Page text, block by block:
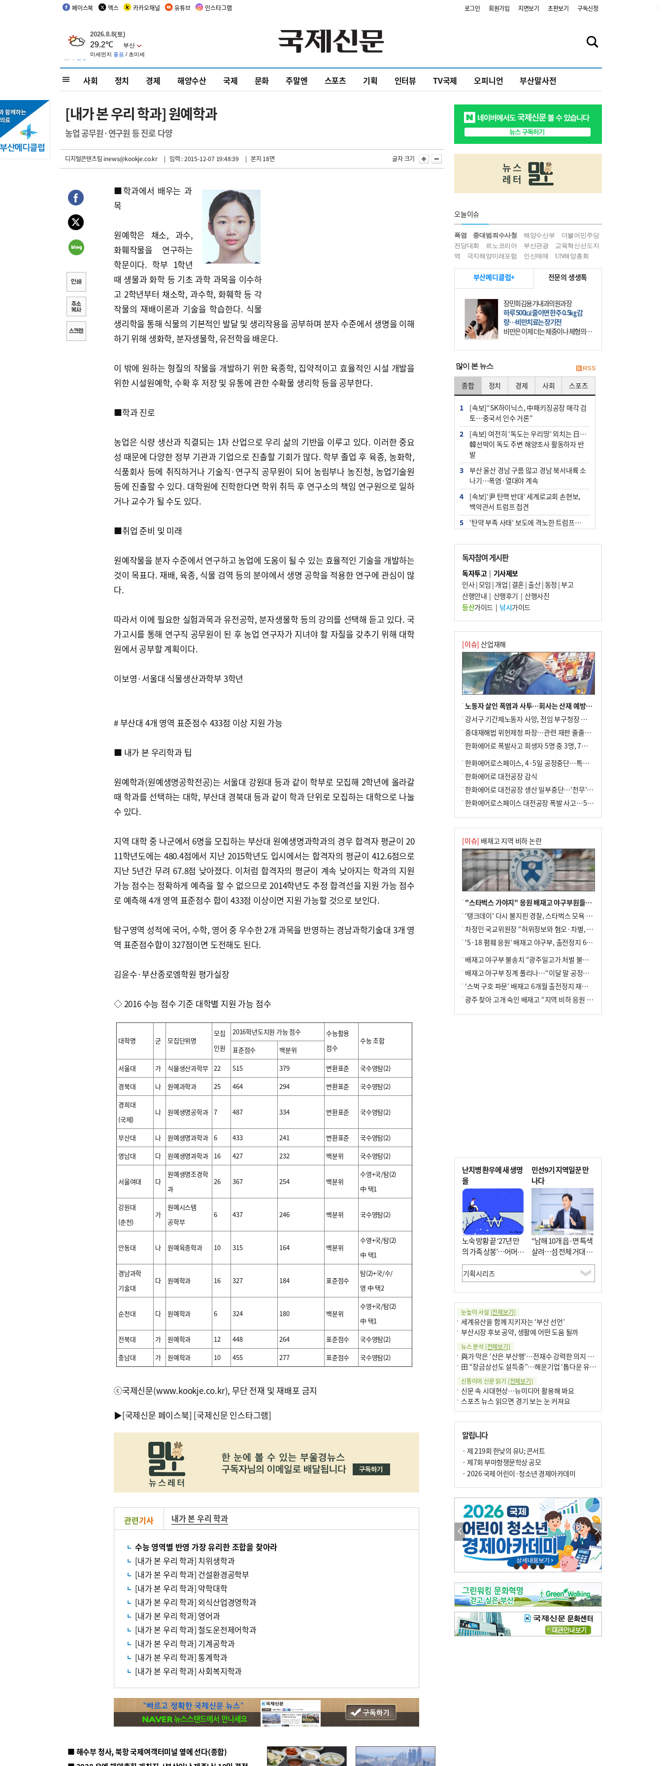
페이스북 엑스 카카오채널 유튜브 인스타그램 로그인 회원가입 지면보기 초판보기 구독신청
사회 정치 경제 해양수산 국제 문화 주말엔 스포츠 기획 인터뷰 TV국제 오피니언 부산말사전
[내가 본 우리 학과] 원예학과
농업 공무원·연구원 등 진로 다양
디지털콘텐츠팀 inews@kookje.co.kr | 입력 : 2015-12-07 19:48:39 | 본지 18면 글자 크기
■학과에서 배우는 과
목
원예학은 채소, 과수,
화훼작물을 연구하는
학문이다. 학부 1학년
때 생물과 화학 등 기초 과학 과목을 이수하
고 2학년부터 채소학, 과수학, 화훼학 등 각
작물의 재배이론과 기술을 학습한다. 식물
생리학을 통해 식물의 기본적인 발달 및 생리작용을 공부하며 분자 수준에서 생명을 이해
하기 위해 생화학, 분자생물학, 유전학을 배운다.
이 밖에 원하는 형질의 작물을 개발하기 위한 육종학, 집약적이고 효율적인 시설 개발을
위한 시설원예학, 수확 후 저장 및 유통에 관한 수확물 생리학 등을 공부한다.
■학과 진로
농업은 식량 생산과 직결되는 1차 산업으로 우리 삶의 기반을 이루고 있다. 이러한 중요
성 때문에 다양한 정부 기관과 기업으로 진출할 기회가 많다. 학부 졸업 후 육종, 농화학,
식품회사 등에 취직하거나 기술직·연구직 공무원이 되어 농림부나 농진청, 농업기술원
등에 진출할 수 있다. 대학원에 진학한다면 학위 취득 후 연구소의 책임 연구원으로 일하
거나 교수가 될 수도 있다.
■취업 준비 및 미래
원예작물을 분자 수준에서 연구하고 농업에 도움이 될 수 있는 효율적인 기술을 개발하는
것이 목표다. 재배, 육종, 식물 검역 등의 분야에서 생명 공학을 적용한 연구에 관심이 많
다.
따라서 이에 필요한 실험과목과 유전공학, 분자생물학 등의 강의를 선택해 듣고 있다. 국
가고시를 통해 연구직 공무원이 된 후 농업 연구자가 지녀야 할 자질을 갖추기 위해 대학
원에서 공부할 계획이다.
이보영·서울대 식물생산과학부 3학년
# 부산대 4개 영역 표준점수 433점 이상 지원 가능
■ 내가 본 우리학과 팁
원예학과(원예생명공학전공)는 서울대 강원대 등과 같이 학부로 모집해 2학년에 올라갈
때 학과를 선택하는 대학, 부산대 경북대 등과 같이 학과 단위로 모집하는 대학으로 나눌
수 있다.
지역 대학 중 나군에서 6명을 모집하는 부산대 원예생명과학과의 경우 합격자 평균이 20
11학년도에는 480.4점에서 지난 2015학년도 입시에서는 합격자의 평균이 412.6점으로
지난 5년간 무려 67.8점 낮아졌다. 이처럼 합격자의 평균이 계속 낮아지는 학과의 지원
가능 점수는 정확하게 예측을 할 수 없으므로 2014학년도 추정 합격선을 지원 가능 점수
로 예측해 4개 영역 표준점수 합이 433점 이상이면 지원 가능할 것으로 보인다.
탐구영역 성적에 국어, 수학, 영어 중 우수한 2개 과목을 반영하는 경남과학기술대 3개 영
역 표준점수합이 327점이면 도전해도 된다.
김윤수·부산종로엠학원 평가실장
◇ 2016 수능 점수 기준 대학별 지원 가능 점수
대학명 군 모집단위명
모집
인원
2016학년도지원 가능 점수
수능활용
점수
수능 조합
표준점수
백분위
서울대
가 식물생산과학부 22 515 379 변환표준
국수영탐(2)
경북대
나 원예과학과 25 464 294 변환표준
국수영탐(2)
경희대
(국제)
나 원예생명공학과 7 487 334 변환표준 국수영탐(2)
부산대 나 원예생명과학과 6 433 241 변환표준
국수영탐(2)
영남대
다 원예생명과학과 16 427 232 백분위 국수영탐(2)
서울여대 다
원예생명조경학
과
26 367 254 백분위
수영+국/탐(2)
中 택1
강원대
(춘천)
가
원예시스템
공학부
6 437 246 백분위 국수영탐(2)
안동대 나 원예육종학과 10 315 164 백분위
수영+국/탐(2)
中 택1
경남과학
기술대
다 원예학과 16 327 184 표준점수
탐(2)+국/수/
영 中 택2
순천대 다 원예학과 6 324 180 백분위
수영+국/탐(2)
中 택1
전북대
가 원예학과 12 448 264 표준점수
국수영탐(2)
충남대
가 원예학과 10 455 277 표준점수 국수영탐(2)
ⓒ국제신문(www.kookje.co.kr), 무단 전재 및 재배포 금지
▶[국제신문 페이스북] [국제신문 인스타그램]
관련기사 내가 본 우리 학과
수능 영역별 반영 가장 유리한 조합을 찾아라
[내가 본 우리 학과] 치위생학과
[내가 본 우리 학과] 건설환경공학부
[내가 본 우리 학과] 약학대학
[내가 본 우리 학과] 외식산업경영학과
[내가 본 우리 학과] 영어과
[내가 본 우리 학과] 철도운전제어학과
[내가 본 우리 학과] 기계공학과
[내가 본 우리 학과] 통계학과
[내가 본 우리 학과] 사회복지학과
■ 해수부 청사, 북항 국제여객터미널 옆에 선다(종합)
오늘이슈
폭염 중대범죄수사청 해양수산부
더불어민주당
전당대회
르노코리아 부산관광
교육혁신선도지
역
극지해양미래포럼 인신매매 UN해양총회
부산메디클럽+ 전문의 생생톡
장민희김용기내과의원과장
하루 500㎉ 줄이면 한주 0.5㎏ 감
량…비만치료는 장기전
비만은 이제 더는 체중이나 체형의 문
제가 아니다. 하나의 질병으로 인지
하고 치료와 관리를 해야 한다. 세계
많이 본 뉴스
종합 정치 경제 사회 스포츠
1
[속보]“SK하이닉스, 中패키징공장 매각 검
토…중국서 인수 거론”
2
[속보] 여전히 ‘독도는 우리땅’ 외치는 日…
韓선박이 독도 주변 해양조사 활동하자 반
발
3
부산 울산 경남 구름 많고 경남 북서내륙 소
나기…폭염·열대야 계속
4
[속보]‘尹 탄핵 반대’ 세계로교회 손현보,
백악관서 트럼프 접견
5
‘탄약 부족 사태’ 보도에 격노한 트럼프…
전주보다 3원 ↓
7
노후 상수도관 파열에 폭염 속 사상구 2300
여 가구 6시간 단수
8
[속보] ‘심판 성접대’ 논란 축구협회 공식 사
과…“현재는 부적절 행위 없어”
10 서울 중랑구서 흉기 난동…60대 남성 2명
사망
독자참여 게시판
독자투고| 기사제보
인사|모임 | 개업 | 결혼|출산|동정 |부고
산행안내 | 산행후기 | 산행사진
등산가이드| 낚시가이드
[이슈] 산업재해
노동자 살인 폭염과 사투…회사는 산재 예방·전기료 절감 전력
강서구 기간제노동자 사망, 전임 부구청장 檢 송치
중대재해법 위헌제청 파장…관련 재판 줄줄이 브레이크
한화에어로 폭발사고 희생자 5명 중 3명, 7일 영면
한화에어로스페이스, 4·5일 공정중단…특별 안전점검
한화에어로 대전공장 감식
한화에어로 대전공장 생산 일부중단…‘천무’ 수출 비상
한화에어로스페이스 대전공장 폭발 사고…5명 사망·2명 부상(종합)
[이슈] 배재고 지역 비하 논란
"스타벅스 가야지" 응원 배재고 야구부원들, 학교서 징계 처분
‘탱크데이’ 다시 불지핀 경찰, 스타벅스 모욕 혐의 압수수색
차정인 국교위원장 “허위정보와 혐오·차별, 학교 교실까지 유입"
‘5·18 폄훼 응원’ 배재고 야구부, 출전정지 6개월→1개월 감경
배재고 야구부 불송치 “광주일고가 처벌 불원 의사 표해”
배재고 야구부 징계 풀리나…“이달 말 공정위서 재심의”
‘스벅 구호 파문’ 배재고 6개월 출전정지 재심 신청키로
광주 찾아 고개 숙인 배재고 “지역 비하 응원 잘못”(종합)
난치병 환우에 새 생명
을
노숙 방황 끝 ‘27년 만
의 가족 상봉’…어머니
와 행복 꿈꿔
민선9기 지역일꾼 만
나다
“남해 10개 읍·면 특색
살려…섬 전체 거대 정
원으로 조성”
눈높이 사설 [전체보기]
세계유산을 함께 지키자는 ‘부산 선언’
부산시장 후보 공약, 생활에 어떤 도움 될까
뉴스 분석 [전체보기]
與가 막은 ‘산은 부산행’…전재수 강력한 의지 표명 없인 공염불
田 “장금상선도 설득중”…해운기업 ‘톱다운 유치전’ 가속
신통이의 신문 읽기 [전체보기]
신문 속 시대현상…뉴미디어 활용해 봐요
스포츠 뉴스 읽으면 경기 보는 눈 커져요
구·군 승진 축하화분 관행 없애자니 소상공인 울상
팩트체크[전체보기]
의령 한우산 털중나리
한 손 뉴스[전체보기]
시민이 개발한 폭염 대응 앱 ‘그늘로’ 길안내 지도 등 인기
골목 맛집 발굴 고메 셀렉션…부산시, 페스티벌 시월 연계
오늘의 날씨-[전체보기]
오늘의 날씨- 2026년 8월 7일
오늘의 날씨- 2026년 8월 6일
우리 결혼해요-[전체보기]
우리 결혼해요- 김홍윤·정세빈 커플
알립니다
· 제 219회 한낮의 유U; 콘서트
· 제7회 부마항쟁문학상 공모
· 2026 국제 어린이·청소년 경제아카데미